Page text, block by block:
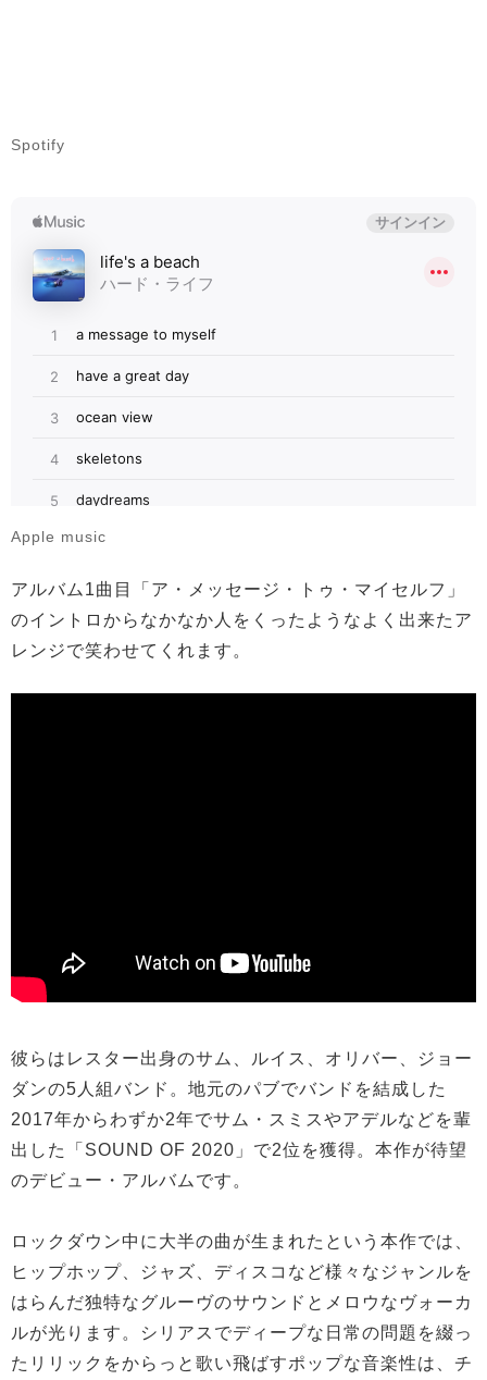
Spotify
Apple music
アルバム1曲目「ア・メッセージ・トゥ・マイセルフ」
のイントロからなかなか人をくったようなよく出来たア
レンジで笑わせてくれます。
彼らはレスター出身のサム、ルイス、オリバー、ジョー
ダンの5人組バンド。地元のパブでバンドを結成した
2017年からわずか2年でサム・スミスやアデルなどを輩
出した「SOUND OF 2020」で2位を獲得。本作が待望
のデビュー・アルバムです。
ロックダウン中に大半の曲が生まれたという本作では、
ヒップホップ、ジャズ、ディスコなど様々なジャンルを
はらんだ独特なグルーヴのサウンドとメロウなヴォーカ
ルが光ります。シリアスでディープな日常の問題を綴っ
たリリックをからっと歌い飛ばすポップな音楽性は、チ